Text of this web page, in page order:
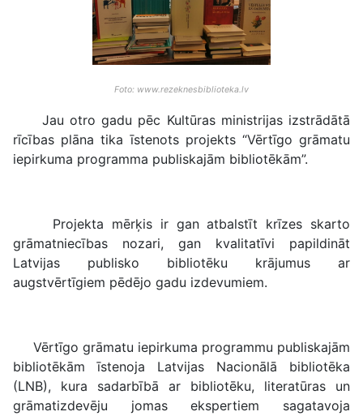
Foto: www.rezeknesbiblioteka.lv
Jau otro gadu pēc Kultūras ministrijas izstrādātā
rīcības plāna tika īstenots projekts “Vērtīgo grāmatu
iepirkuma programma publiskajām bibliotēkām”.
Projekta mērķis ir gan atbalstīt krīzes skarto
grāmatniecības nozari, gan kvalitatīvi papildināt
Latvijas publisko bibliotēku krājumus ar
augstvērtīgiem pēdējo gadu izdevumiem.
Vērtīgo grāmatu iepirkuma programmu publiskajām
bibliotēkām īstenoja Latvijas Nacionālā bibliotēka
(LNB), kura sadarbībā ar bibliotēku, literatūras un
grāmatizdevēju jomas ekspertiem sagatavoja